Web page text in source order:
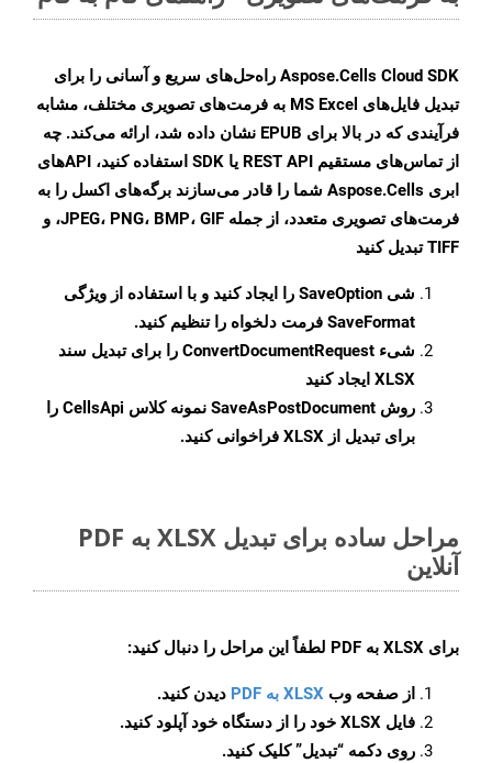
Aspose.Cells Cloud SDK راه‌حل‌های سریع و آسانی را برای
تبدیل فایل‌های MS Excel به فرمت‌های تصویری مختلف، مشابه
فرآیندی که در بالا برای EPUB نشان داده شد، ارائه می‌کند. چه
از تماس‌های مستقیم REST API یا SDK استفاده کنید، APIهای
ابری Aspose.Cells شما را قادر می‌سازند برگه‌های اکسل را به
فرمت‌های تصویری متعدد، از جمله JPEG، PNG، BMP، GIF، و
TIFF تبدیل کنید
شی SaveOption را ایجاد کنید و با استفاده از ویژگی
SaveFormat فرمت دلخواه را تنظیم کنید.
شیء ConvertDocumentRequest را برای تبدیل سند
XLSX ایجاد کنید
روش SaveAsPostDocument
نمونه کلاس CellsApi را
برای تبدیل از XLSX فراخوانی کنید.
مراحل ساده برای تبدیل XLSX به PDF
آنلاین
برای XLSX به PDF لطفاً این مراحل را دنبال کنید:
از صفحه وب XLSX به PDF
دیدن کنید.
فایل XLSX خود را از دستگاه خود آپلود کنید.
روی دکمه “تبدیل”کلیک کنید.